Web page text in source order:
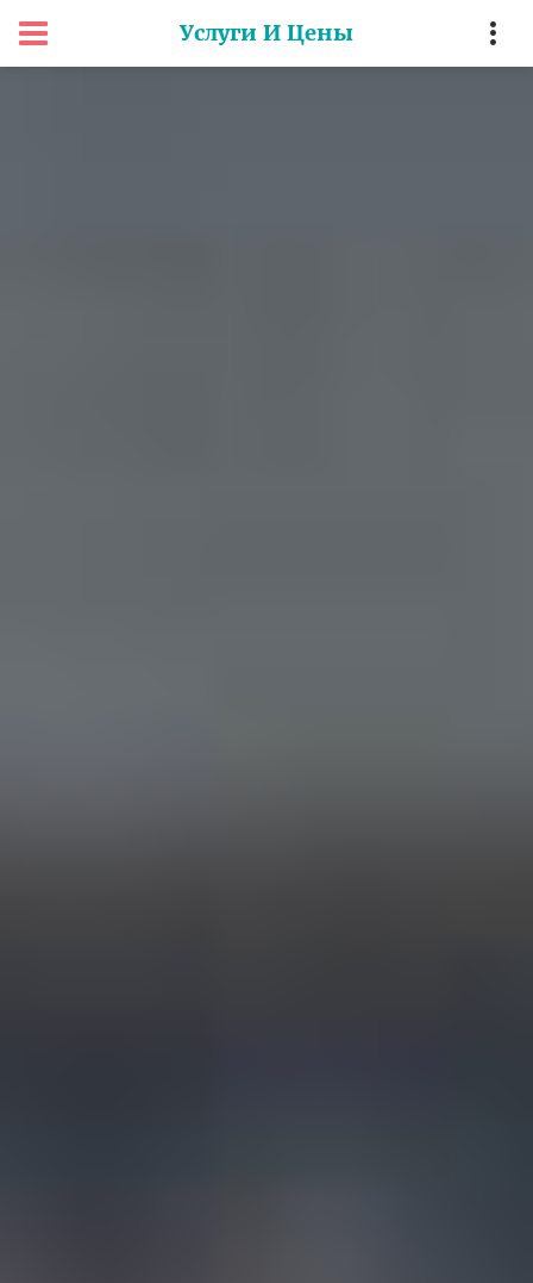
Услуги И Цены